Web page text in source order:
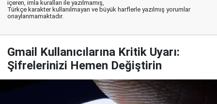
içeren, imla kuralları ile yazılmamış,
Türkçe karakter kullanılmayan ve büyük harflerle yazılmış yorumlar
onaylanmamaktadır.
Gmail Kullanıcılarına Kritik Uyarı:
Şifrelerinizi Hemen Değiştirin